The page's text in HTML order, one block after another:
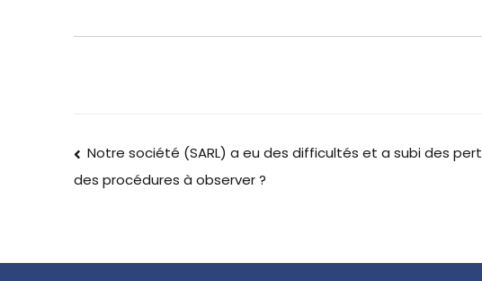
Notre société (SARL) a eu des difficultés et a subi des
des procédures à observer ?